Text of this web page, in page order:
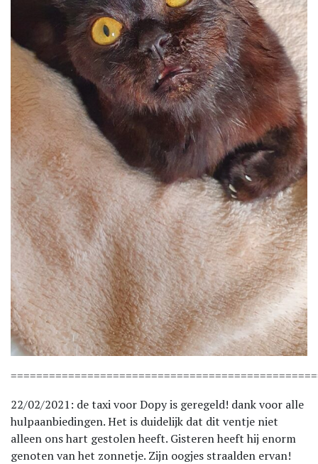
22/02/2021: de taxi voor Dopy is geregeld! dank voor alle
hulpaanbiedingen. Het is duidelijk dat dit ventje niet
alleen ons hart gestolen heeft. Gisteren heeft hij enorm
genoten van het zonnetje. Zijn oogjes straalden ervan!